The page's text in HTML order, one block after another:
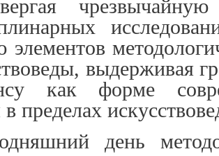
выдерживая
как форме
в пределах
день